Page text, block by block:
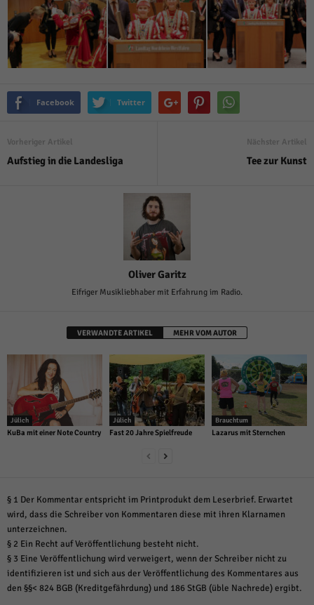
Facebook Twitter
Vorheriger Artikel
Aufstieg in die Landesliga
Nächster Artikel
Tee zur Kunst
Oliver Garitz
Eifriger Musikliebhaber mit Erfahrung im Radio.
VERWANDTE ARTIKEL MEHR VOM AUTOR
Jülich
KuBa mit einer Note Country
Jülich
Fast 20 Jahre Spielfreude
Brauchtum
Lazarus mit Sternchen
§ 1 Der Kommentar entspricht im Printprodukt dem Leserbrief. Erwartet
wird, dass die Schreiber von Kommentaren diese mit ihren Klarnamen
unterzeichnen.
§ 2 Ein Recht auf Veröffentlichung besteht nicht.
§ 3 Eine Veröffentlichung wird verweigert, wenn der Schreiber nicht zu
identifizieren ist und sich aus der Veröffentlichung des Kommentares aus
den §§< 824 BGB (Kreditgefährdung) und 186 StGB (üble Nachrede) ergibt.